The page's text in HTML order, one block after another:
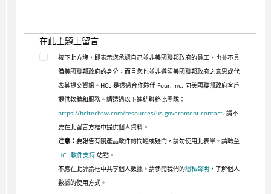
在此主題上留言
按下此方塊，即表示您承認自己並非美國聯邦政府的員工，也並不具
備美國聯邦政府的身分，而且您也並非遵照美國聯邦政府之意思或代
表其提交資訊。HCL 是透過合作夥伴 Four, Inc. 向美國聯邦政府客戶
提供軟體和服務。請透過以下連結聯絡此團隊：
https://hcltechsw.com/resources/us-government-contact. 請不
要在此留言方框中提供個人資料。
注意： 要報告有關產品軟件的問題或疑問，請勿使用此表單。請轉至
HCL 軟件支持站點。
不應在此評論框中共享個人數據。請參閱我們的隱私聲明，了解個人
數據的使用方式。